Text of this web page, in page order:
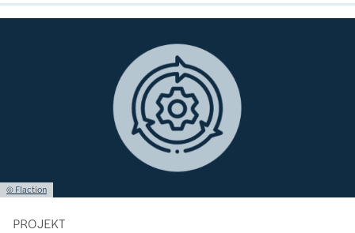
Lizenzinformationen einschließlich Urheberrecht
© Flaction
PROJEKT